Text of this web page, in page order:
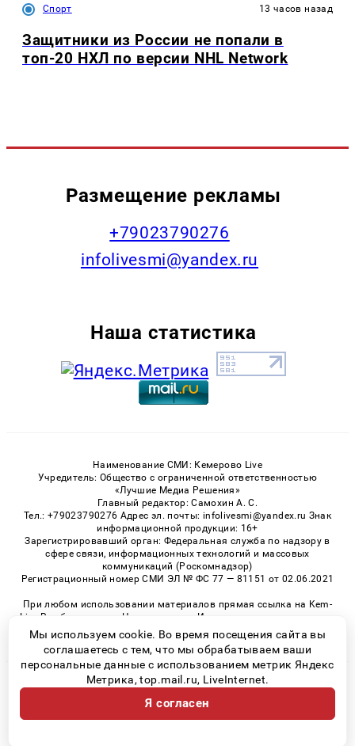
Спорт 13 часов назад
Защитники из России не попали в
топ-20 НХЛ по версии NHL Network
Размещение рекламы
+79023790276
infolivesmi@yandex.ru
Наша статистика
Наименование СМИ: Кемерово Live
Учредитель: Общество с ограниченной ответственностью
«Лучшие Медиа Решения»
Главный редактор: Самохин А. С.
Тел.: +79023790276 Адрес эл. почты: infolivesmi@yandex.ru Знак
информационной продукции: 16+
Зарегистрировавший орган: Федеральная служба по надзору в
сфере связи, информационных технологий и массовых
коммуникаций (Роскомнадзор)
Регистрационный номер СМИ ЭЛ № ФС 77 — 81151 от 02.06.2021
При любом использовании материалов прямая ссылка на Kem-
Live.Ru обязательна. Цитирование в Интернете возможно только
при наличии письменного разрешения.
© 2026 «Kem-Live» | Все права защищены
Возрастная категория сайта 16+
Политика конфиденциальности
Мы используем cookie. Во время посещения сайта вы
соглашаетесь с тем, что мы обрабатываем ваши
персональные данные с использованием метрик Яндекс
Метрика, top.mail.ru, LiveInternet.
Я согласен